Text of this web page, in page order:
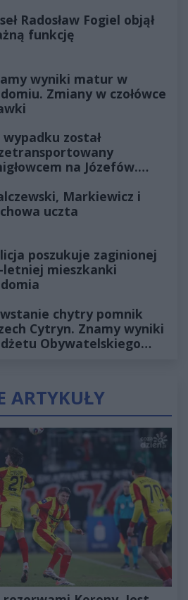
Radosław Fogiel objął
funkcję
wyniki matur w
Zmiany w czołówce
wypadku został
na Józefów.
Markiewicz i
uczta
poszukuje zaginionej
letniej mieszkanki
chytry pomnik
Cytryn. Znamy wyniki
Obywatelskiego
ARTYKUŁY